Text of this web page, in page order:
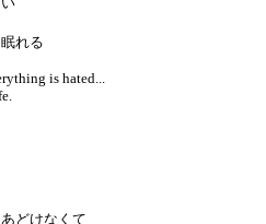
れる
is hated...
どけなくて